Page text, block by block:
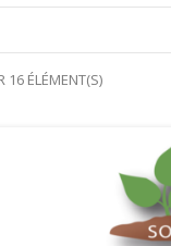
16 ÉLÉMENT(S)